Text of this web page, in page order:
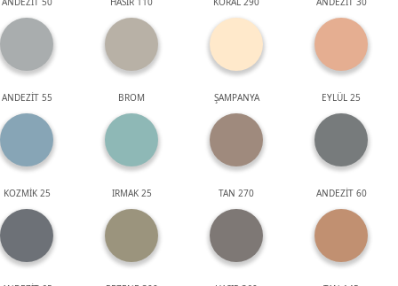
ANDEZİT 55 BROM ŞAMPANYA EYLÜL 25
KOZMİK 25 IRMAK 25 TAN 270 ANDEZİT 60